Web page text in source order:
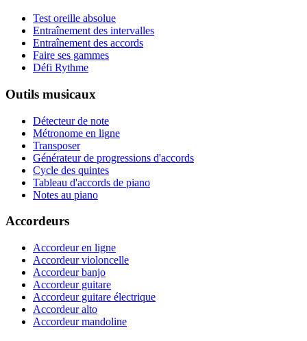
Test oreille absolue
Entraînement des intervalles
Entraînement des accords
Faire ses gammes
Défi Rythme
Outils musicaux
Détecteur de note
Métronome en ligne
Transposer
Générateur de progressions d'accords
Cycle des quintes
Tableau d'accords de piano
Notes au piano
Accordeurs
Accordeur en ligne
Accordeur violoncelle
Accordeur banjo
Accordeur guitare
Accordeur guitare électrique
Accordeur alto
Accordeur mandoline